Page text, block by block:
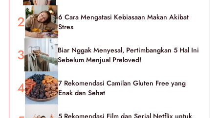
6 Cara Mengatasi Kebiasaan Makan Akibat
Stres
Biar Nggak Menyesal, Pertimbangkan 5 Hal Ini
Sebelum Menjual Preloved!
7 Rekomendasi Camilan Gluten Free yang
Enak dan Sehat
5 Rekomendasi Film dan Serial Netflix untuk